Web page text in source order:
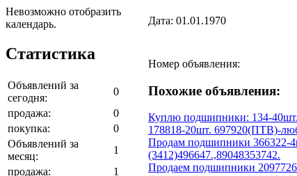
Невозможно отобразить
календарь.
Статистика
Объявлений за
сегодня:
0
продажа:
0
покупка:
0
Объявлений за
месяц:
1
продажа:
1
Дата: 01.01.1970
Номер объявления:
Похожие объявления:
Куплю подшипники: 134-
178818-20шт. 697920(ПТВ)-
Продам подшипники 366322-
(3412)496647.,89048353742.
Продаем подшипники